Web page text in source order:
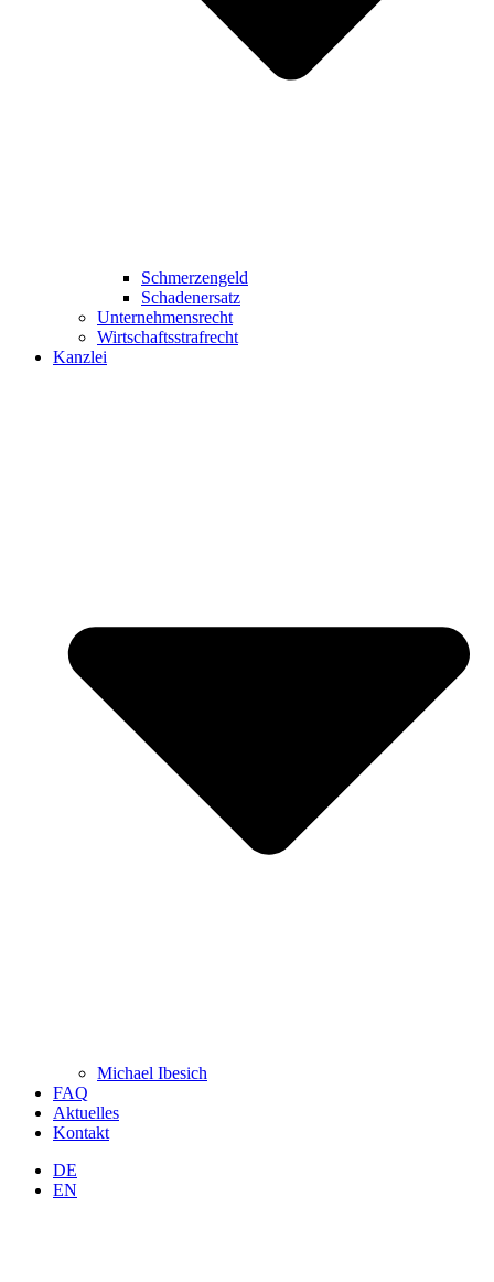
Schmerzengeld
Schadenersatz
Unternehmensrecht
Wirtschaftsstrafrecht
Kanzlei
Michael Ibesich
FAQ
Aktuelles
Kontakt
DE
EN